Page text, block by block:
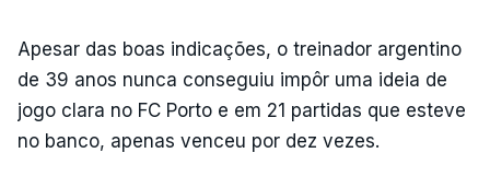
Apesar das boas indicações, o treinador argentino
de 39 anos nunca conseguiu impôr uma ideia de
jogo clara no FC Porto e em 21 partidas que esteve
no banco, apenas venceu por dez vezes.